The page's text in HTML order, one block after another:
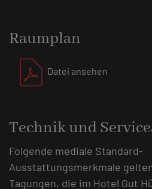
Raumplan
Datei ansehen
Technik und
Folgende mediale Standard-
Ausstattungsmerkmale
Tagungen, die im Hotel Gut